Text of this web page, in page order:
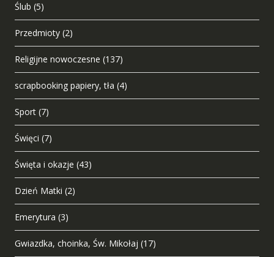
Ślub (5)
Przedmioty (2)
Religijne nowoczesne (137)
scrapbooking papiery, tła (4)
Sport (7)
Święci (7)
Święta i okazje (43)
Dzień Matki (2)
Emerytura (3)
Gwiazdka, choinka, Św. Mikołaj (17)